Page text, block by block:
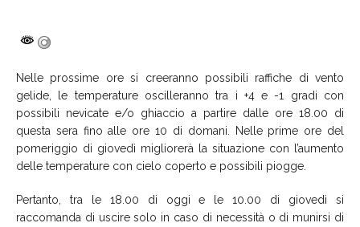
Nelle prossime ore si creeranno possibili raffiche di vento
gelide, le temperature oscilleranno tra i +4 e -1 gradi con
possibili nevicate e/o ghiaccio a partire dalle ore 18.00 di
questa sera fino alle ore 10 di domani. Nelle prime ore del
pomeriggio di giovedì migliorerà la situazione con l’aumento
delle temperature con cielo coperto e possibili piogge.
Pertanto, tra le 18.00 di oggi e le 10.00 di giovedì si
raccomanda di uscire solo in caso di necessità o di munirsi di